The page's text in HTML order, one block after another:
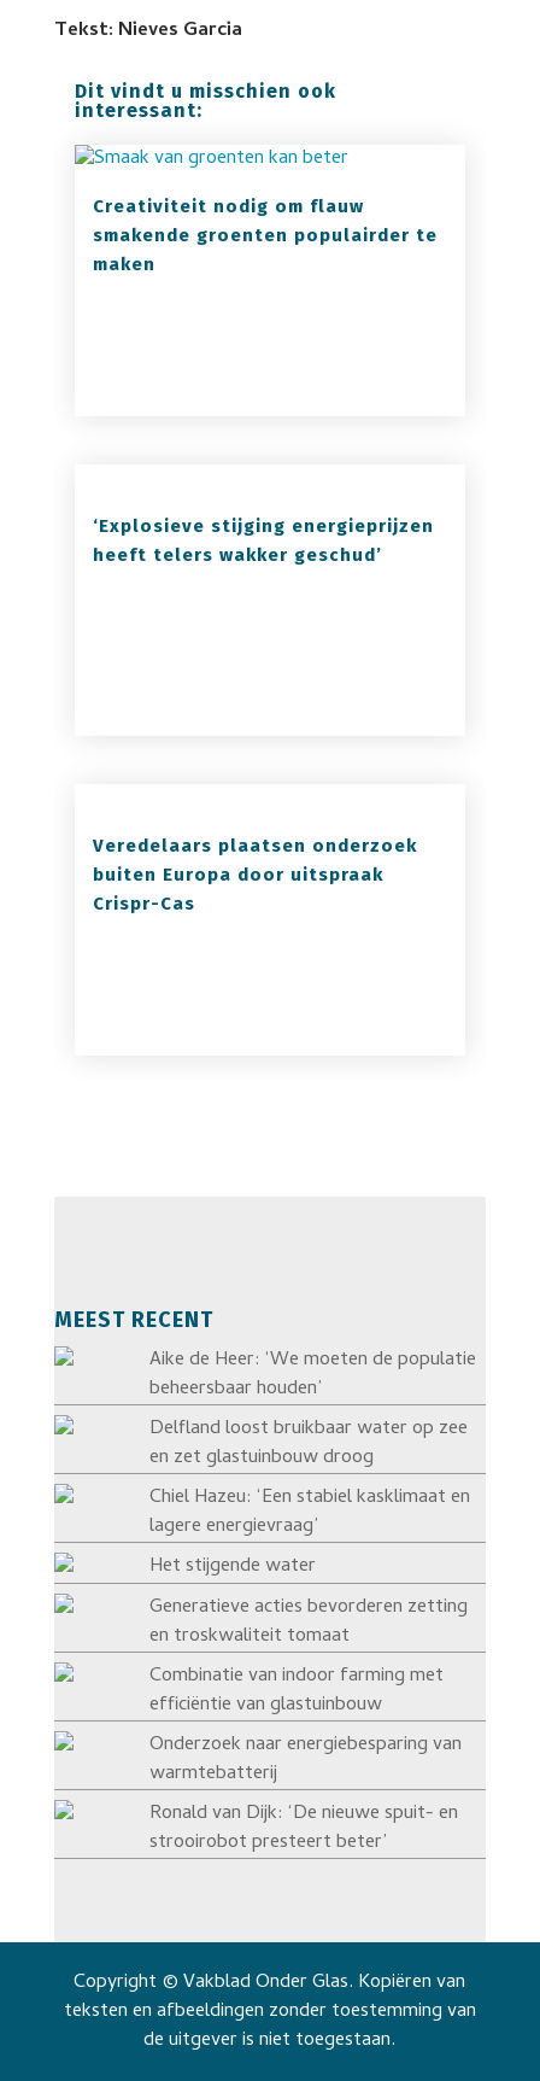
Tekst: Nieves Garcia
Dit vindt u misschien ook
interessant:
Creativiteit nodig om flauw
smakende groenten populairder te
maken
‘Explosieve stijging energieprijzen
heeft telers wakker geschud’
Veredelaars plaatsen onderzoek
buiten Europa door uitspraak
Crispr-Cas
MEEST RECENT
Aike de Heer: ‘We moeten de populatie
beheersbaar houden’
Delfland loost bruikbaar water op zee
en zet glastuinbouw droog
Chiel Hazeu: ‘Een stabiel kasklimaat en
lagere energievraag’
Het stijgende water
Generatieve acties bevorderen zetting
en troskwaliteit tomaat
Combinatie van indoor farming met
efficiëntie van glastuinbouw
Onderzoek naar energiebesparing van
warmtebatterij
Ronald van Dijk: ‘De nieuwe spuit- en
strooirobot presteert beter’
Copyright © Vakblad Onder Glas. Kopiëren van
teksten en afbeeldingen zonder toestemming van
de uitgever is niet toegestaan.